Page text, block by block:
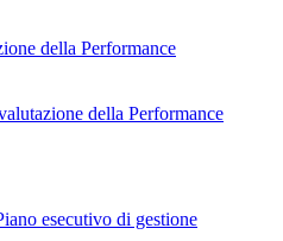
della Performance
della Performance
esecutivo di gestione